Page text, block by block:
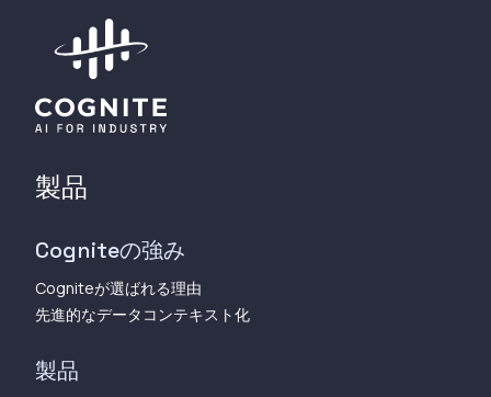
製品
Cogniteの強み
Cogniteが選ばれる理由
先進的なデータコンテキスト化
製品